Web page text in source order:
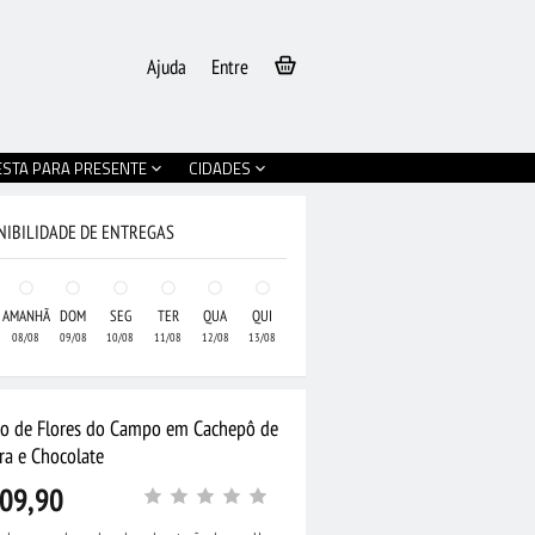
Entre
Ajuda
PARA PRESENTE CIDADES
Arranjo de Lírios e
DE ENTREGAS
AMANHÃ
08/08
DOM
09/08
SEG
10/08
TER
11/08
QUA
12/08
QUI
13/08
de Flores do Campo em Cachepô de
e Chocolate